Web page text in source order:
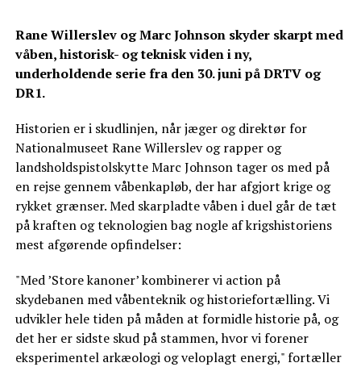
Rane Willerslev og Marc Johnson skyder skarpt med
våben, historisk- og teknisk viden i ny,
underholdende serie fra den 30. juni på DRTV og
DR1.
Historien er i skudlinjen, når jæger og direktør for
Nationalmuseet Rane Willerslev og rapper og
landsholdspistolskytte Marc Johnson tager os med på
en rejse gennem våbenkapløb, der har afgjort krige og
rykket grænser. Med skarpladte våben i duel går de tæt
på kraften og teknologien bag nogle af krigshistoriens
mest afgørende opfindelser:
"Med ’Store kanoner’ kombinerer vi action på
skydebanen med våbenteknik og historiefortælling. Vi
udvikler hele tiden på måden at formidle historie på, og
det her er sidste skud på stammen, hvor vi forener
eksperimentel arkæologi og veloplagt energi," fortæller